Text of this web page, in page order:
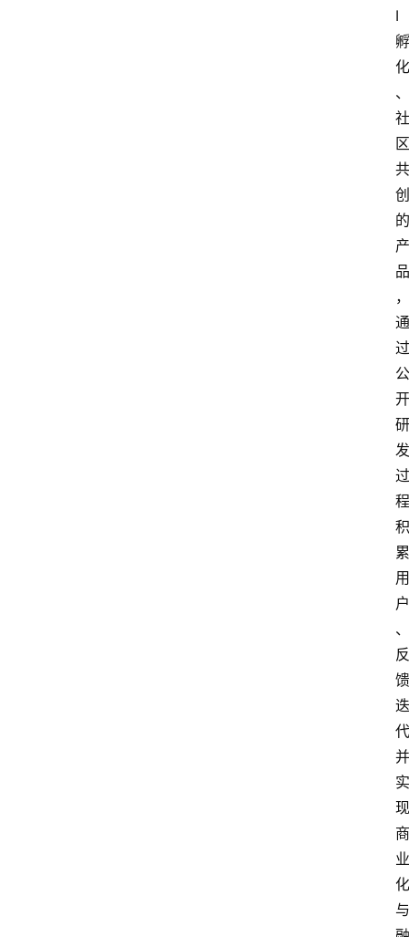
I
孵
化
、
社
区
共
创
的
产
品
，
通
过
公
开
研
发
过
程
积
累
用
户
、
反
馈
迭
代
并
实
现
商
业
化
与